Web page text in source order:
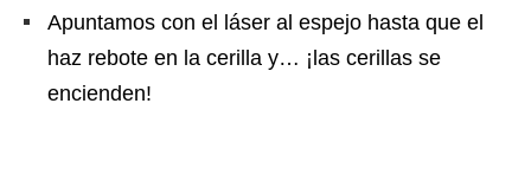
Apuntamos con el láser al espejo hasta que el
haz rebote en la cerilla y… ¡las cerillas se
encienden!